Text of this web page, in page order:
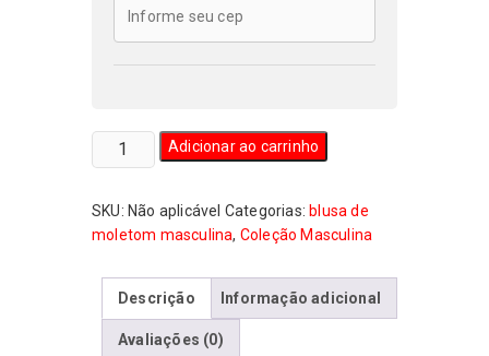
Blusa
de
Masculina
Metaleiros
Adicionar ao carrinho
SKU: Não aplicável Categorias: blusa de
moletom masculina, Coleção Masculina
Descrição Informação adicional
Avaliações (0)